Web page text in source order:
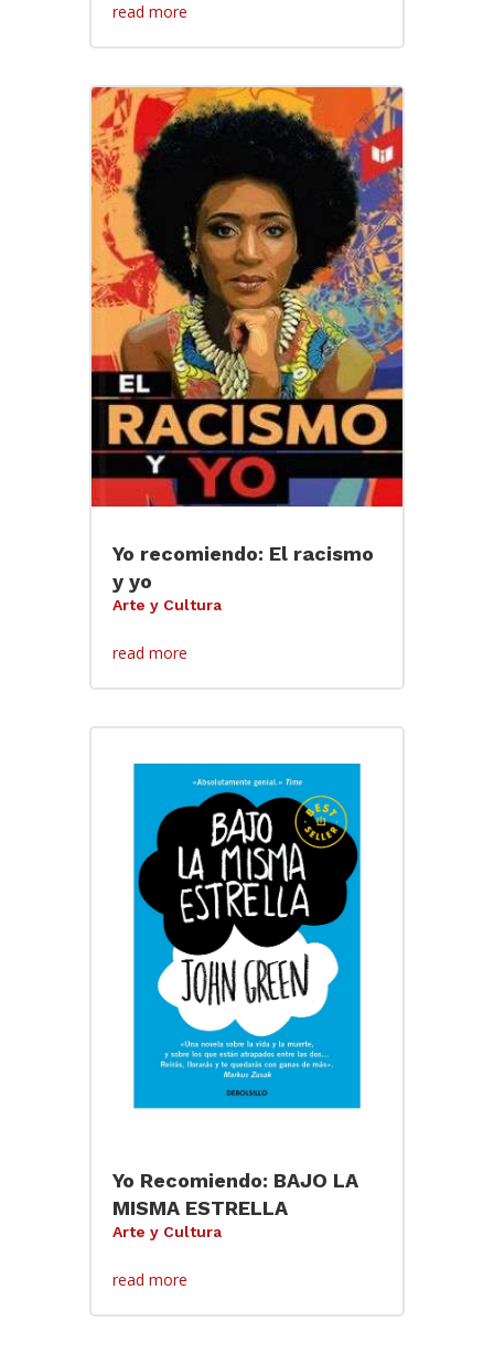
read more
Yo recomiendo: El racismo
y yo
Arte y Cultura
read more
Yo Recomiendo: BAJO LA
MISMA ESTRELLA
Arte y Cultura
read more